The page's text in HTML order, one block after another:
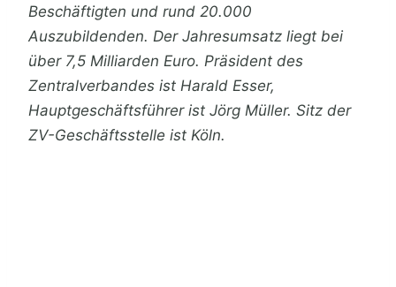
Beschäftigten und rund 20.000
Auszubildenden. Der Jahresumsatz liegt bei
über 7,5 Milliarden Euro. Präsident des
Zentralverbandes ist Harald Esser,
Hauptgeschäftsführer ist Jörg Müller. Sitz der
ZV-Geschäftsstelle ist Köln.